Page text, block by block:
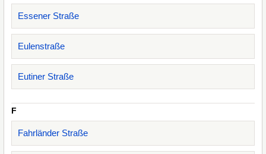
Essener Straße
Eulenstraße
Eutiner Straße
F
Fahrländer Straße